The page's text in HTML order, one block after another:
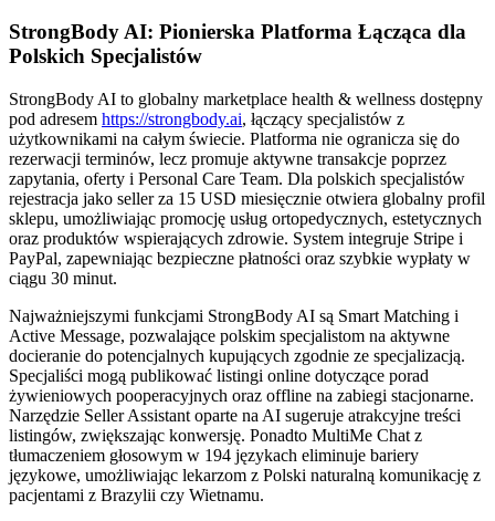
StrongBody AI: Pionierska Platforma Łącząca dla
Polskich Specjalistów
StrongBody AI to globalny marketplace health & wellness dostępny
pod adresem https://strongbody.ai, łączący specjalistów z
użytkownikami na całym świecie. Platforma nie ogranicza się do
rezerwacji terminów, lecz promuje aktywne transakcje poprzez
zapytania, oferty i Personal Care Team. Dla polskich specjalistów
rejestracja jako seller za 15 USD miesięcznie otwiera globalny profil
sklepu, umożliwiając promocję usług ortopedycznych, estetycznych
oraz produktów wspierających zdrowie. System integruje Stripe i
PayPal, zapewniając bezpieczne płatności oraz szybkie wypłaty w
ciągu 30 minut.
Najważniejszymi funkcjami StrongBody AI są Smart Matching i
Active Message, pozwalające polskim specjalistom na aktywne
docieranie do potencjalnych kupujących zgodnie ze specjalizacją.
Specjaliści mogą publikować listingi online dotyczące porad
żywieniowych pooperacyjnych oraz offline na zabiegi stacjonarne.
Narzędzie Seller Assistant oparte na AI sugeruje atrakcyjne treści
listingów, zwiększając konwersję. Ponadto MultiMe Chat z
tłumaczeniem głosowym w 194 językach eliminuje bariery
językowe, umożliwiając lekarzom z Polski naturalną komunikację z
pacjentami z Brazylii czy Wietnamu.